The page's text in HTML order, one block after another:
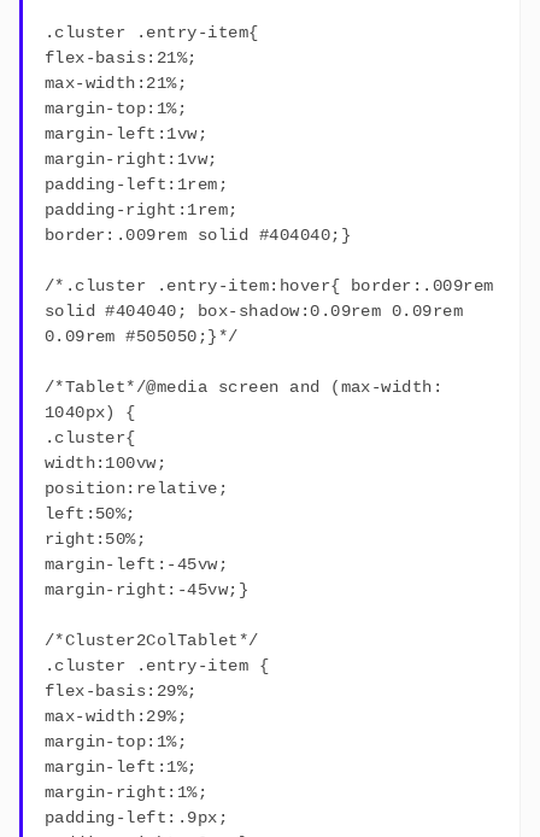
.cluster .entry-item{
flex-basis:21%;
max-width:21%;
margin-top:1%;
margin-left:1vw;
margin-right:1vw;
padding-left:1rem;
padding-right:1rem;
border:.009rem solid #404040;}
/*.cluster .entry-item:hover{ border:.009rem
solid #404040; box-shadow:0.09rem 0.09rem
0.09rem #505050;}*/
/*Tablet*/@media screen and (max-width:
1040px) {
.cluster{
width:100vw;
position:relative;
left:50%;
right:50%;
margin-left:-45vw;
margin-right:-45vw;}
/*Cluster2ColTablet*/
.cluster .entry-item {
flex-basis:29%;
max-width:29%;
margin-top:1%;
margin-left:1%;
margin-right:1%;
padding-left:.9px;